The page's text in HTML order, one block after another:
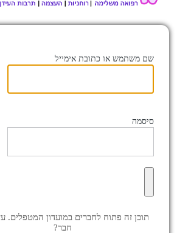
שם משתמש או כתובת אימייל
סיסמה
תוכן זה פתוח לחברים במועדון המטפלים.
חבר?